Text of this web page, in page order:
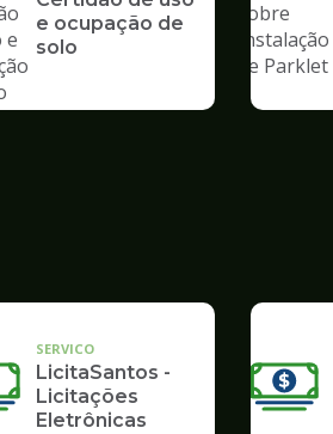
e ocupação de
solo
SERVICO
LicitaSantos -
Licitações
Eletrônicas